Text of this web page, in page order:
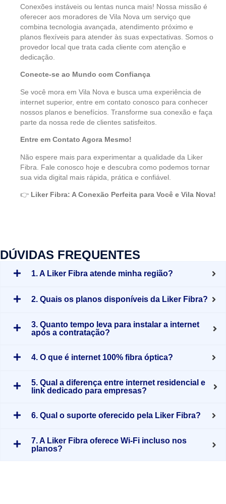
Conexões instáveis ou lentas nunca mais! Nossa missão é
oferecer aos moradores de Vila Nova um serviço que
combina tecnologia avançada, atendimento próximo e
planos flexíveis para atender às suas expectativas. Somos o
provedor local que trata cada cliente com atenção e
dedicação.
Conecte-se ao Mundo com Confiança
Se você mora em Vila Nova e busca uma experiência de
internet superior, entre em contato conosco para conhecer
nossos planos e benefícios. Transforme sua conexão e faça
parte da nossa rede de clientes satisfeitos.
Entre em Contato Agora Mesmo!
Não espere mais para experimentar a qualidade da Liker
Fibra. Fale conosco hoje e descubra como podemos tornar
sua vida digital mais rápida, prática e confiável.
👉 Liker Fibra: A Conexão Perfeita para Você e Vila Nova!
DÚVIDAS FREQUENTES
1. A Liker Fibra atende minha região?
2. Quais os planos disponíveis da Liker Fibra?
3. Quanto tempo leva para instalar a internet
após a contratação?
4. O que é internet 100% fibra óptica?
5. Qual a diferença entre internet residencial e
link dedicado para empresas?
6. Qual o suporte oferecido pela Liker Fibra?
7. A Liker Fibra oferece Wi-Fi incluso nos
planos?